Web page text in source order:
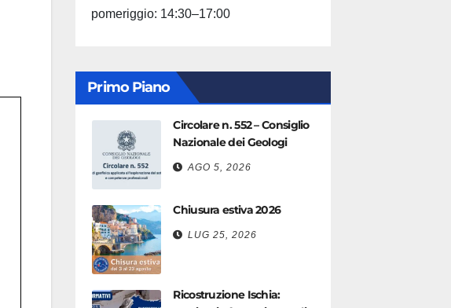
pomeriggio: 14:30–17:00
Primo Piano
Circolare n. 552 – Consiglio
Nazionale dei Geologi
AGO 5, 2026
Chiusura estiva 2026
LUG 25, 2026
Ricostruzione Ischia: